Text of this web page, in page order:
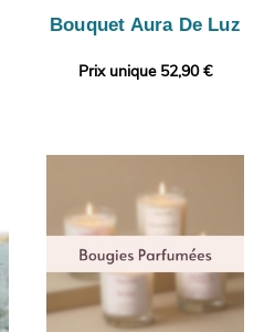
Bouquet Aura De Luz
Prix unique 52,90 €